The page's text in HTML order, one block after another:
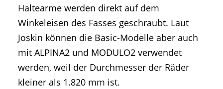
Haltearme werden direkt auf dem
Winkeleisen des Fasses geschraubt. Laut
Joskin können die Basic-Modelle aber auch
mit ALPINA2 und MODULO2 verwendet
werden, weil der Durchmesser der Räder
kleiner als 1.820 mm ist.